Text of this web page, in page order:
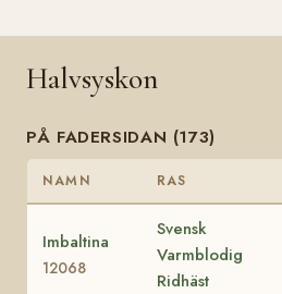
Halvsyskon
PÅ FADERSIDAN (173)
NAMN RAS
Imbaltina
12068
Svensk
Varmblodig
Ridhäst